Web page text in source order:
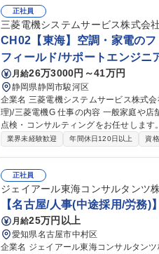
計】鉄道関連/JR東海グループ/フレック
正社員
三菱電機システムサービス株式会社
CH02【東海】空調・家電の
フィールド/サポートエンジニ
月給26万3000円～41万円
静岡県静岡市駿河区
企業名 三菱電機システムサービス株式会社 求人名 CH02【東海】空調・家電のフィールドエンジニア(
理)/三菱電機G 仕事の内容 一般家庭や店舗・オフィスを訪問し、三菱電機製の業務用空調や家電製品の修理・保守
点検・コンサルティングをお任せしま
う重要な役割です。 【詳細】現場での修理(機器内に限定し建屋側の工事は含まず)、フロン等の法定点検、クリー
件、片道1～1.5時間圏内。現場では社
です。独り立ちまで先輩がOJTで伴走します。 募集職種 CH02【東海】空調・家電のフィールド
守・修理)/三菱電機G
業界未経験歓迎 年間休日120日以上 資
正社員
ジェイアール東海コンサルタンツ
【名古屋/人事(中途採用/労務
月給25万円以上
愛知県名古屋市中村区
企業名 ジェイアール東海コンサルタンツ株式会社 求人名 【名古屋/人事(中途採用/労務)】JR